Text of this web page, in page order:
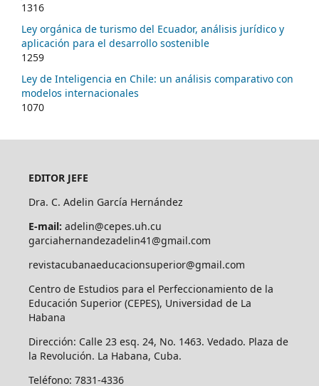
1316
Ley orgánica de turismo del Ecuador, análisis jurídico y
aplicación para el desarrollo sostenible
1259
Ley de Inteligencia en Chile: un análisis comparativo con
modelos internacionales
1070
EDITOR JEFE
Dra. C. Adelin García Hernández
E-mail: adelin@cepes.uh.cu
garciahernandezadelin41@gmail.com
revistacubanaeducacionsuperior@gmail.com
Centro de Estudios para el Perfeccionamiento de la
Educación Superior (CEPES), Universidad de La
Habana
Dirección: Calle 23 esq. 24, No. 1463. Vedado. Plaza de
la Revolución. La Habana, Cuba.
Teléfono: 7831-4336